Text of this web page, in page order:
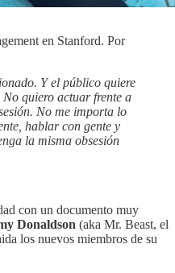
en Stanford. Por
Y el público quiere
quiero actuar frente a
No me importa lo
hablar con gente y
la misma obsesión
con un documento muy
Donaldson (aka Mr. Beast, el
los nuevos miembros de su